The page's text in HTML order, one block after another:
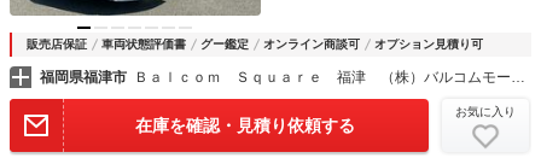
販売店保証 車両状態評価書 グー鑑定 オンライン商談可 オプション見積り可
福岡県福津市 Ｂａｌｃｏｍ Ｓｑｕａｒｅ 福津 （株）バルコムモータース
在庫を確認・見積り依頼する
お気に入り